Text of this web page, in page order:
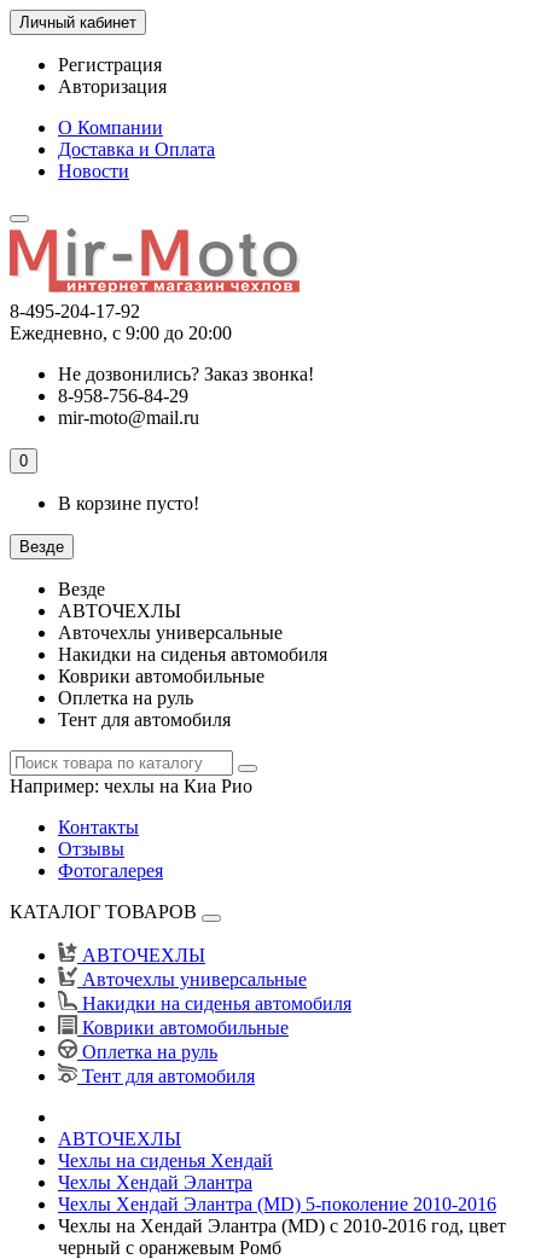
Личный кабинет
Регистрация
Авторизация
О Компании
Доставка и Оплата
Новости
8-495-204-17-92
Ежедневно, с 9:00 до 20:00
Не дозвонились? Заказ звонка!
8-958-756-84-29
mir-moto@mail.ru
0
В корзине пусто!
Везде
Везде
АВТОЧЕХЛЫ
Авточехлы универсальные
Накидки на сиденья автомобиля
Коврики автомобильные
Оплетка на руль
Тент для автомобиля
Например: чехлы на Киа Рио
Контакты
Отзывы
Фотогалерея
КАТАЛОГ ТОВАРОВ
АВТОЧЕХЛЫ
Авточехлы универсальные
Накидки на сиденья автомобиля
Коврики автомобильные
Оплетка на руль
Тент для автомобиля
АВТОЧЕХЛЫ
Чехлы на сиденья Хендай
Чехлы Хендай Элантра
Чехлы Хендай Элантра (MD) 5-поколение 2010-2016
Чехлы на Хендай Элантра (MD) с 2010-2016 год, цвет
черный с оранжевым Ромб